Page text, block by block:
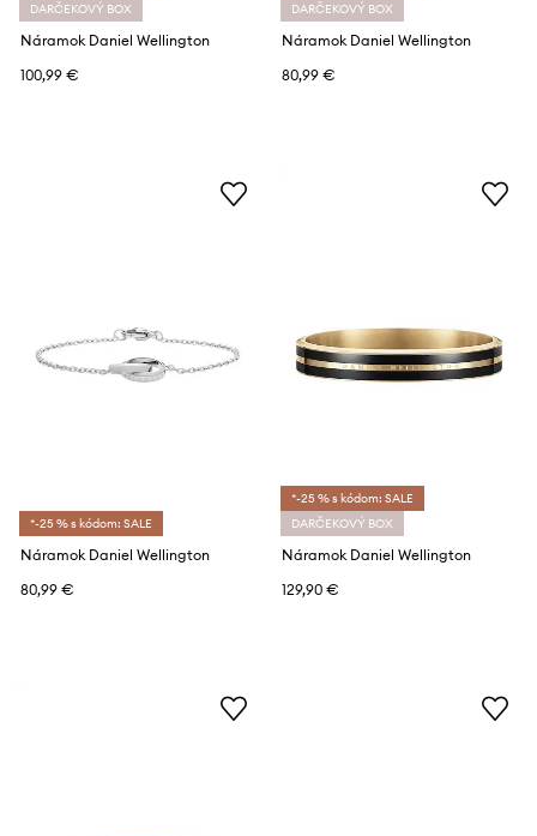
DARČEKOVÝ BOX
Náramok Daniel Wellington
100,99 €
DARČEKOVÝ BOX
Náramok Daniel Wellington
80,99 €
*-25 % s kódom: SALE
Náramok Daniel Wellington
80,99 €
*-25 % s kódom: SALE
DARČEKOVÝ BOX
Náramok Daniel Wellington
129,90 €